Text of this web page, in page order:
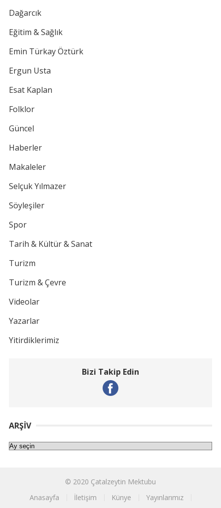
Dağarcık
Eğitim & Sağlık
Emin Türkay Öztürk
Ergun Usta
Esat Kaplan
Folklor
Güncel
Haberler
Makaleler
Selçuk Yılmazer
Söyleşiler
Spor
Tarih & Kültür & Sanat
Turizm
Turizm & Çevre
Videolar
Yazarlar
Yitirdiklerimiz
Bizi Takip Edin
ARŞIV
Arşiv
© 2020 Çatalzeytin Mektubu
Anasayfa
İletişim Künye
Yayınlarımız